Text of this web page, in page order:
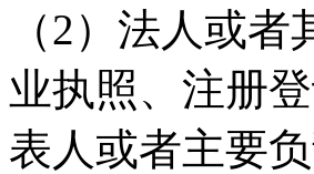
（2）法人或
业执照、注册
表人或者主要